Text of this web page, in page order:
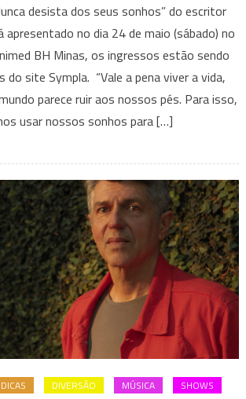
desista
de
seus
Cury,
o
autor
mais
lido
da
década
retorna
Teatro
desista dos seus sonhos” do escritor
apresentado no dia 24 de maio (sábado) no
BH Minas, os ingressos estão sendo
do site Sympla. “Vale a pena viver a vida,
parece ruir aos nossos pés. Para isso,
usar nossos sonhos para […]
DICAS DIVERSÃO MÚSICA SHOWS